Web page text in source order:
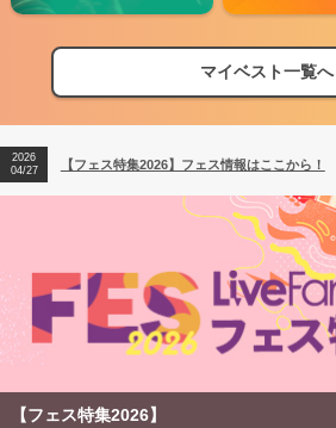
マイベスト一覧へ
【フェス特集2026】フェス情報はここから！
【ライブ動員ランキング】2026年上半期編発
2026
04/27
【フェス特集2026】フェス情報はここから！
2026
【ライブ動員ランキング】2026年上半期編発
【フェス特集2026】